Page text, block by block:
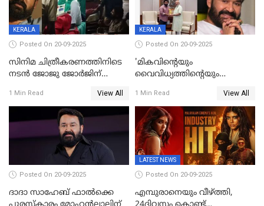
KERALA
Posted On 20-09-2025
സിനിമ ചിത്രീകരണത്തിനിടെ
നടൻ ജോജു ജോർജിന്
പറമ്പോലും ഈ സമയം
ജീപ്പിൽ
1 Min Read View All
KERALA
Posted On 20-09-2025
'മികവിന്റെയും
വൈവിധ്യത്തിന്റെയും
അഭിനന്ദിച്ച് പ്രധാനമന്ത്രി
1 Min Read View All
Posted On 20-09-2025
ദാദാ സാഹേബ് ഫാൽക്കെ
LATEST NEWS
Posted On 20-09-2025
എമ്പുരാനെയും വീഴ്ത്തി,